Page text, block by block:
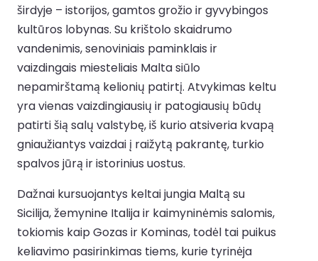
širdyje – istorijos, gamtos grožio ir gyvybingos
kultūros lobynas. Su krištolo skaidrumo
vandenimis, senoviniais paminklais ir
vaizdingais miesteliais Malta siūlo
nepamirštamą kelionių patirtį. Atvykimas keltu
yra vienas vaizdingiausių ir patogiausių būdų
patirti šią salų valstybę, iš kurio atsiveria kvapą
gniaužiantys vaizdai į raižytą pakrantę, turkio
spalvos jūrą ir istorinius uostus.
Dažnai kursuojantys keltai jungia Maltą su
Sicilija, žemynine Italija ir kaimyninėmis salomis,
tokiomis kaip Gozas ir Kominas, todėl tai puikus
keliavimo pasirinkimas tiems, kurie tyrinėja